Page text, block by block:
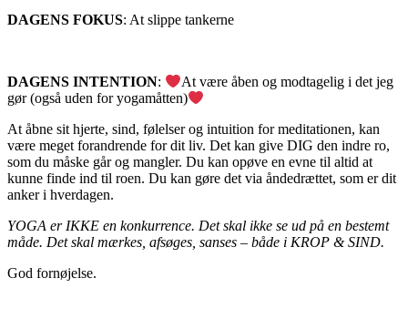
DAGENS FOKUS: At slippe tankerne
DAGENS INTENTION:
At være åben og modtagelig i det jeg
gør (også uden for yogamåtten)
At åbne sit hjerte, sind, følelser og intuition for meditationen, kan
være meget forandrende for dit liv. Det kan give DIG den indre ro,
som du måske går og mangler. Du kan opøve en evne til altid at
kunne finde ind til roen. Du kan gøre det via åndedrættet, som er dit
anker i hverdagen.
YOGA er IKKE en konkurrence. Det skal ikke se ud på en bestemt
måde. Det skal mærkes, afsøges, sanses – både i KROP & SIND.
God fornøjelse.